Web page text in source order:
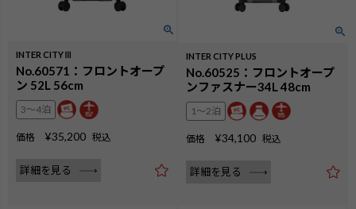
INTER CITYⅢ
No.60571：フロントオープ
ン 52L 56cm
3〜4泊
価格 ¥35,200 税込
詳細を見る
INTER CITY PLUS
No.60525：フロントオープ
ンファスナー34L 48cm
1〜2泊
価格 ¥34,100 税込
詳細を見る